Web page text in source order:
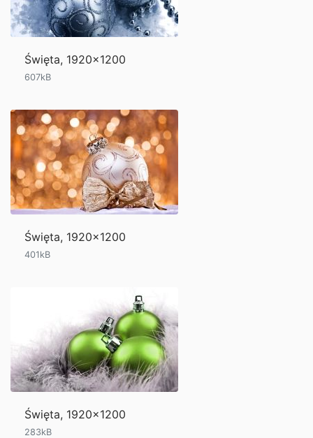
Święta, 1920x1200
607kB
Święta, 1920x1200
401kB
Święta, 1920x1200
283kB